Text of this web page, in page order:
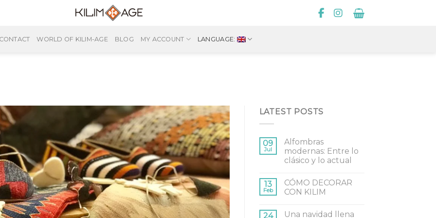
CONTACT WORLD OF KILIM-AGE BLOG MY ACCOUNT LANGUAGE:
LATEST POSTS
09
Jul
Alfombras
modernas: Entre lo
clásico y lo actual
13
Feb
CÓMO DECORAR
CON KILIM
24
Una navidad llena